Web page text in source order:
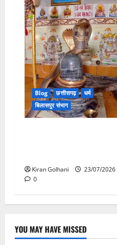
Blog छत्तीसगढ़
धर्म
बिलासपुर संभाग
Kiran Golhani
23/07/2026
0
YOU MAY HAVE MISSED